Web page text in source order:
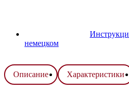
немецком
Описание Характеристики